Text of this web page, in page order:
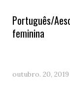
Português/
feminina
outubro. 20, 2019